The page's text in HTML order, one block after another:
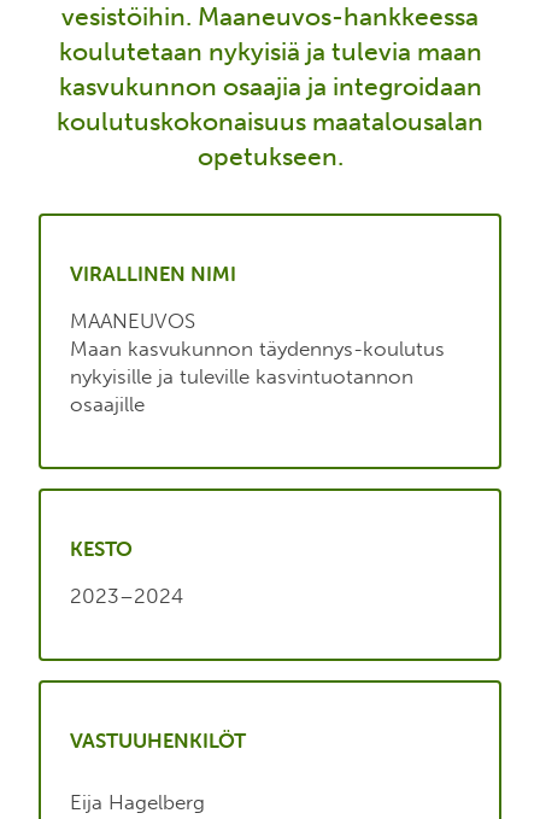
vesistöihin. Maaneuvos-hankkeessa
koulutetaan nykyisiä ja tulevia maan
kasvukunnon osaajia ja integroidaan
koulutuskokonaisuus maatalousalan
opetukseen.
VIRALLINEN NIMI
MAANEUVOS
Maan kasvukunnon täydennys-koulutus
nykyisille ja tuleville kasvintuotannon
osaajille
KESTO
2023–2024
VASTUUHENKILÖT
Eija Hagelberg